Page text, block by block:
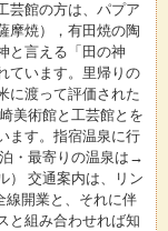
芸館の方は、パプア
摩焼），有田焼の陶
と言える「田の神
ています。里帰りの
に渡って評価された
美術館と工芸館とを
ます。指宿温泉に行
・最寄りの温泉は→
交通案内は、リン
線開業と、それに伴
と組み合わせれば知